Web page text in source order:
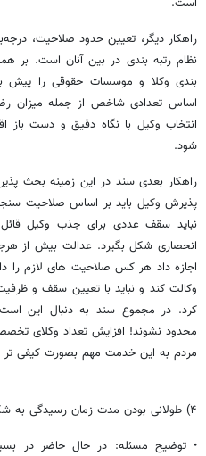
راهکار دیگر، تعیین حدود صلاحیت،
نظام رتبه بندی در بین آنان است. بر
بندی وکلا و موسسات حقوقی را پیش
اساس تعدادی شاخص از جمله میزان
انتخاب وکیل با نگاه دقیق و دست باز
شود.
راهکار بعدی سند در این زمینه بحث
پذیرش وکیل باید بر اساس صلاحیت
نباید سقف عددی برای جذب وکیل
انحصاری شکل بگیرد. عدالت بیش از
اجازه داد هر کس صلاحیت های لازم را
وکالت کند و نباید با تعیین سقف و
کرد. در مجموع سند به دنبال این
محدود نشوند! افزایش تعداد وکلای
مردم به این خدمت مهم بصورت کیفی
۴) طولانی بودن مدت زمان رسیدگی به شکایات و پرونده‌های مردم
• توضیح مسئله: در حال حاضر در